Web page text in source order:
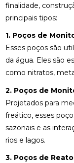
finalidade,
principais tipos:
1. Poços de
Esses poços são
da água. Eles são
como nitratos,
2. Poços de
Projetados para
freático, esses
sazonais e as
rios e lagos.
3. Poços de